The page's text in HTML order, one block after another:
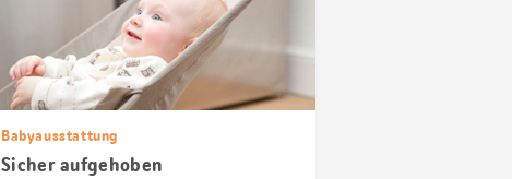
Babyausstattung
Sicher aufgehoben